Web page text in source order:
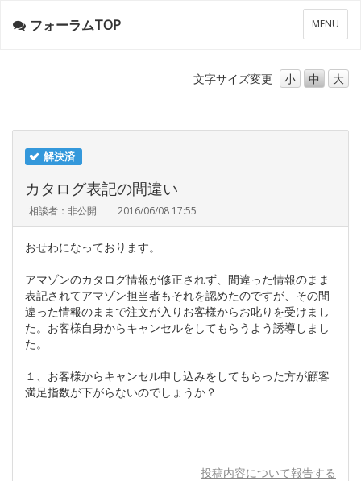
メ
ニ
ー
MENU
フォーラムTOP
文字サイズ変更 小 中 大
解決済
カタログ表記の間違い
相談者：非公開 2016/06/08 17:55
おせわになっております。
アマゾンのカタログ情報が修正されず、間違った情報のまま
表記されてアマゾン担当者もそれを認めたのですが、その間
違った情報のままで注文が入りお客様からお叱りを受けまし
た。お客様自身からキャンセルをしてもらうよう誘導しまし
た。
１、お客様からキャンセル申し込みをしてもらった方が顧客
満足指数が下がらないのでしょうか？
投稿内容について報告する